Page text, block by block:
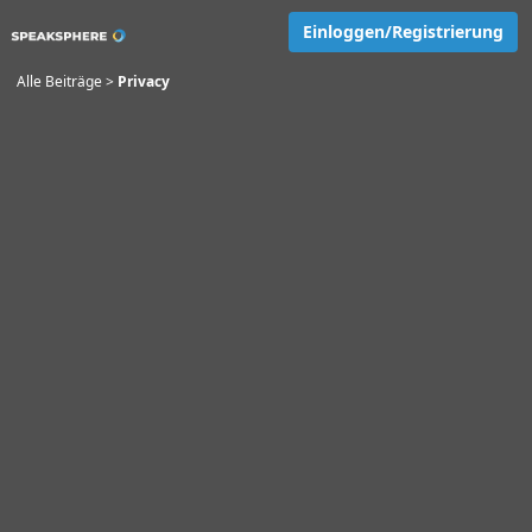
Einloggen/Registrierung
Alle Beiträge> Privacy